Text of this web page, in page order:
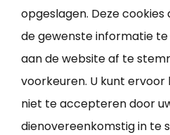
opgeslagen. Deze
de gewenste informatie
aan de website af te
voorkeuren. U kunt ervoor
niet te accepteren door
dienovereenkomstig in te